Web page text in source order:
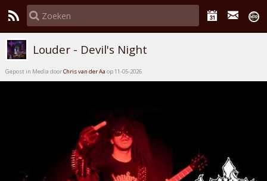
Louder - Devil's Night
Gepost in Media doorChris van der Aa op 11-05-2026